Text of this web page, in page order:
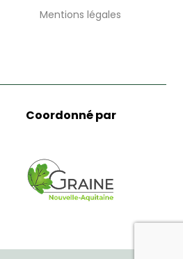
Mentions légales
Coordonné par